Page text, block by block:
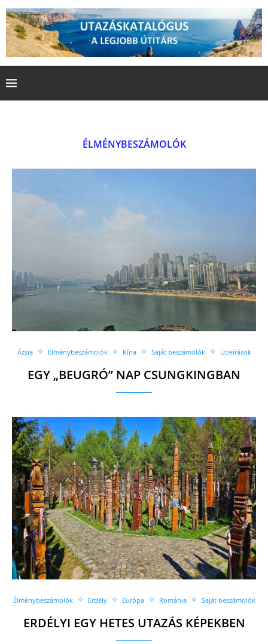
ÉLMÉNYBESZÁMOLÓK
Ázsia Élménybeszámolók Kína Saját beszámolók Útleírások
EGY „BEUGRÓ” NAP CSUNGKINGBAN
Élménybeszámolók Erdély Európa Románia Saját beszámolók
ERDÉLYI EGY HETES UTAZÁS KÉPEKBEN